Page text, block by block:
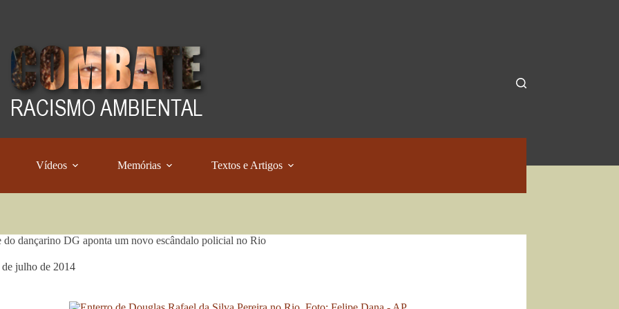
Vídeos Memórias Textos e Artigos
do dançarino DG aponta um novo escândalo policial no Rio
de julho de 2014